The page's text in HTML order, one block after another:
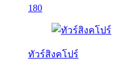
180
ทัวร์สิงคโปร์